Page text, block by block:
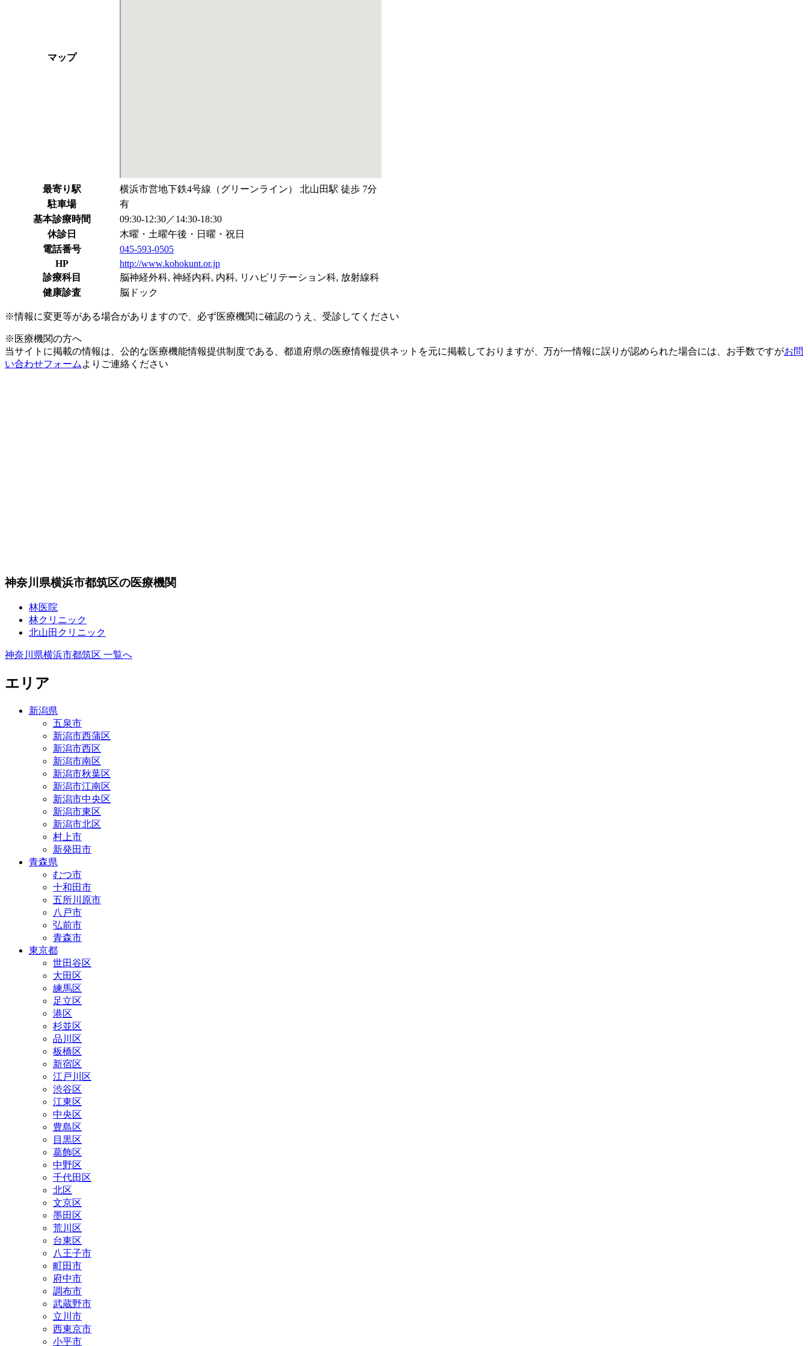
マップ
最寄り駅
横浜市営地下鉄4号線（グリーンライン） 北山田駅 徒歩 7分
駐車場
有
基本診療時間
09:30-12:30／14:30-18:30
休診日
木曜・土曜午後・日曜・祝日
電話番号
045-593-0505
HP
http://www.kohokunt.or.jp
診療科目
脳神経外科, 神経内科, 内科, リハビリテーション科, 放射線科
健康診査
脳ドック
※情報に変更等がある場合がありますので、必ず医療機関に確認のうえ、受診してください
※医療機関の方へ
当サイトに掲載の情報は、公的な医療機能情報提供制度である、都道府県の医療情報提供ネットを元に掲載しておりますが、万が一情報に誤りが認められた場合には、お手数ですがお問
い合わせフォーム よりご連絡ください
神奈川県横浜市都筑区の医療機関
林医院
林クリニック
北山田クリニック
神奈川県横浜市都筑区 一覧へ
エリア
新潟県
五泉市
新潟市西蒲区
新潟市西区
新潟市南区
新潟市秋葉区
新潟市江南区
新潟市中央区
新潟市東区
新潟市北区
村上市
新発田市
青森県
むつ市
十和田市
五所川原市
八戸市
弘前市
青森市
東京都
世田谷区
大田区
練馬区
足立区
港区
杉並区
品川区
板橋区
新宿区
江戸川区
渋谷区
江東区
中央区
豊島区
目黒区
葛飾区
中野区
千代田区
北区
文京区
墨田区
荒川区
台東区
八王子市
町田市
府中市
調布市
武蔵野市
立川市
西東京市
小平市